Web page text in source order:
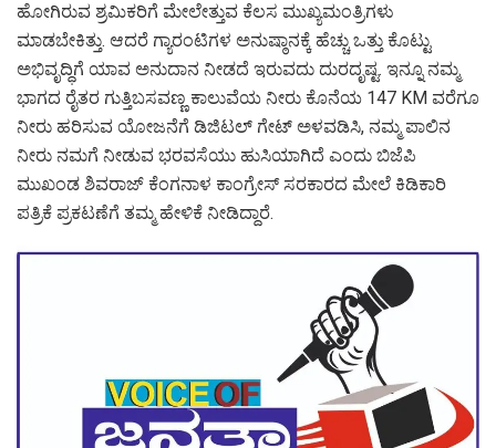
ಹೋಗಿರುವ ಶ್ರಮಿಕರಿಗೆ ಮೇಲೇತ್ತುವ ಕೆಲಸ ಮುಖ್ಯಮಂತ್ರಿಗಳು
ಮಾಡಬೇಕಿತ್ತು. ಆದರೆ ಗ್ಯಾರಂಟಿಗಳ ಅನುಷ್ಠಾನಕ್ಕೆ ಹೆಚ್ಚು ಒತ್ತು ಕೊಟ್ಟು
ಅಭಿವೃದ್ಧಿಗೆ ಯಾವ ಅನುದಾನ ನೀಡದೆ ಇರುವದು ದುರದೃಷ್ಟ. ಇನ್ನೂ ನಮ್ಮ
ಭಾಗದ ರೈತರ ಗುತ್ತಿಬಸವಣ್ಣ ಕಾಲುವೆಯ ನೀರು ಕೊನೆಯ 147 KM ವರೆಗೂ
ನೀರು ಹರಿಸುವ ಯೋಜನೆಗೆ ಡಿಜಿಟಲ್ ಗೇಟ್ ಅಳವಡಿಸಿ, ನಮ್ಮ ಪಾಲಿನ
ನೀರು ನಮಗೆ ನೀಡುವ ಭರವಸೆಯು ಹುಸಿಯಾಗಿದೆ ಎಂದು ಬಿಜೆಪಿ
ಮುಖಂಡ ಶಿವರಾಜ್ ಕೆಂಗನಾಳ ಕಾಂಗ್ರೇಸ್ ಸರಕಾರದ ಮೇಲೆ ಕಿಡಿಕಾರಿ
ಪತ್ರಿಕೆ ಪ್ರಕಟಣೆಗೆ ತಮ್ಮ ಹೇಳಿಕೆ ನೀಡಿದ್ದಾರೆ.